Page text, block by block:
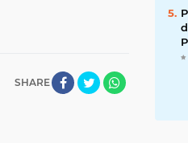
SHARE